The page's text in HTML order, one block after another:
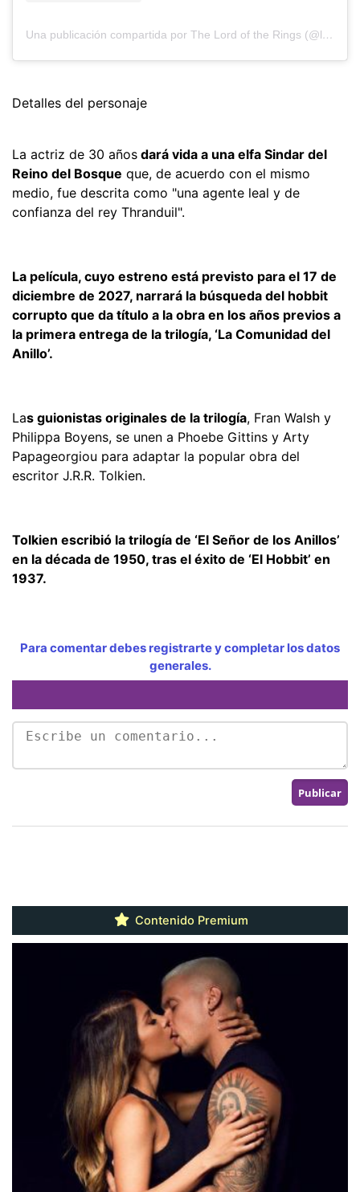
Una publicación compartida por The Lord of the Rings (@lordoftherings)
Detalles del personaje
La actriz de 30 años dará vida a una elfa Sindar del
Reino del Bosque que, de acuerdo con el mismo
medio, fue descrita como "una agente leal y de
confianza del rey Thranduil".
La película, cuyo estreno está previsto para el 17 de
diciembre de 2027, narrará la búsqueda del hobbit
corrupto que da título a la obra en los años previos a
la primera entrega de la trilogía, ‘La Comunidad del
Anillo’.
Las guionistas originales de la trilogía, Fran Walsh y
Philippa Boyens, se unen a Phoebe Gittins y Arty
Papageorgiou para adaptar la popular obra del
escritor J.R.R. Tolkien.
Tolkien escribió la trilogía de ‘El Señor de los Anillos’
en la década de 1950, tras el éxito de ‘El Hobbit’ en
1937.
Para comentar debes registrarte y completar los datos
generales.
Contenido Premium